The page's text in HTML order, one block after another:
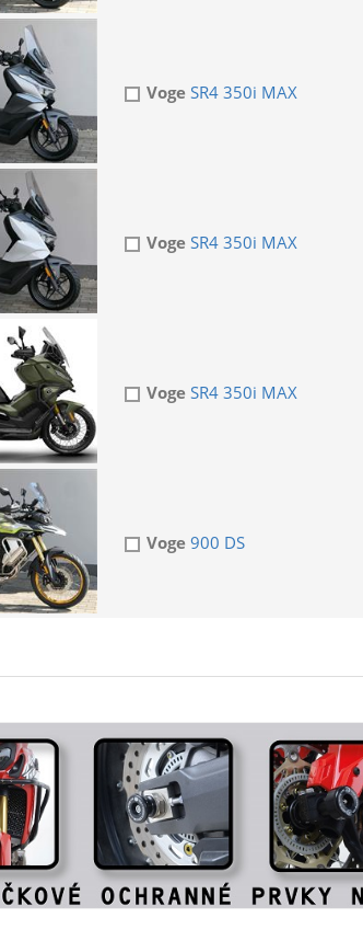
VogeSR4 350i MAX
VogeSR4 350i MAX
VogeSR4 350i MAX
Voge900 DS